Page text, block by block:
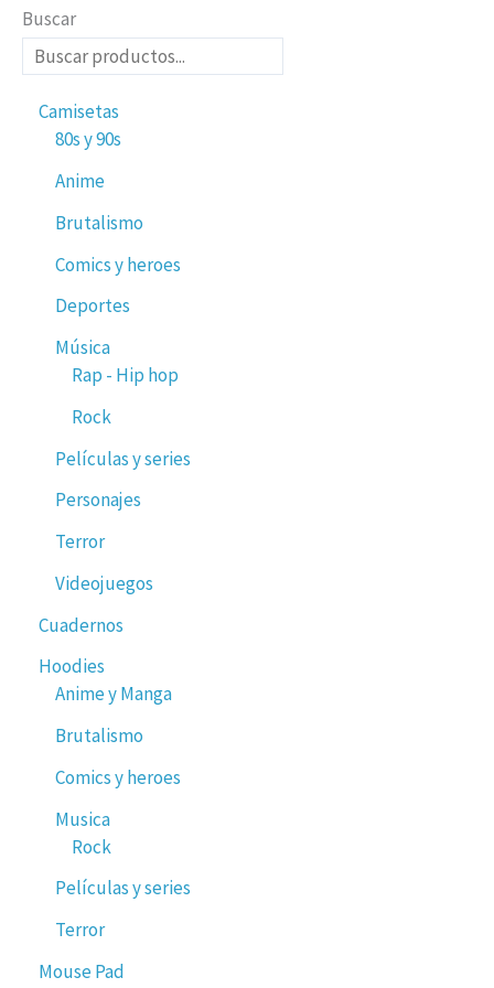
Buscar
Camisetas
80s y 90s
Anime
Brutalismo
Comics y heroes
Deportes
Música
Rap - Hip hop
Rock
Películas y series
Personajes
Terror
Videojuegos
Cuadernos
Hoodies
Anime y Manga
Brutalismo
Comics y heroes
Musica
Rock
Películas y series
Terror
Mouse Pad